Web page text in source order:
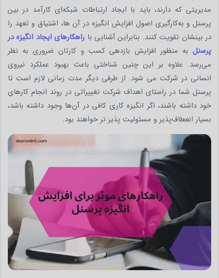
مدیریتی که دارند، باید با ایجاد ارتباطات شبکه‌ای کارآمد در بین
پرسنل و به‌کارگیری اصول افزایش انگیزه در آن ها، اشتیاق و تعهد را
در بینشان تقویت کنند. بنابراین آشنایی با راهکارهای ایجاد انگیزه در
پرسنل به منظور افزایش بازدهی کسب و کارتان ضروری به نظر
می‌رسد. علاوه بر این چنین شناختی باعث بهبود عملکرد نیروی
انسانی در شرکت می شود. از طرفی دیگر مدت زمانی لازم است تا
پرسنل شما در راستای اهداف شرکت تغییراتی در روند انجام کارهای
خود داشته باشند، اگر انگیزه کاری کافی در آن‌ها وجود داشته باشد،
بسیار انعطاف‌پذیر و مسئولیت پذیر تر خواهند بود.